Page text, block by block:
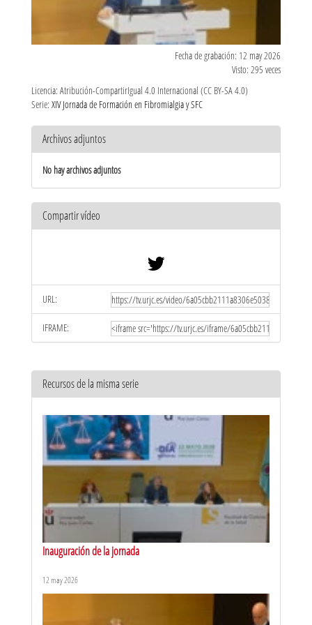
Fecha de grabación: 12 may 2026
Visto: 295 veces
Licencia: Atribución-CompartirIgual 4.0 Internacional (CC BY-SA 4.0)
Serie: XIV Jornada de Formación en Fibromialgia y SFC
Archivos adjuntos
No hay archivos adjuntos
Compartir vídeo
URL:
IFRAME:
Recursos de la misma serie
Inauguración de la jornada
12 may 2026